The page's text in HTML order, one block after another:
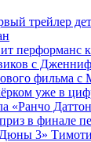
трейлер
перформанс
с
фильма
уже в
«Ранчо
в финале
3»